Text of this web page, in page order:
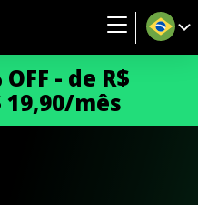
- de R$
19,90/mês